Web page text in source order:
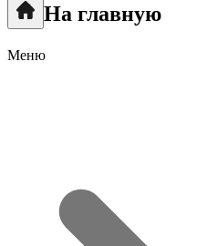
На главную
Меню